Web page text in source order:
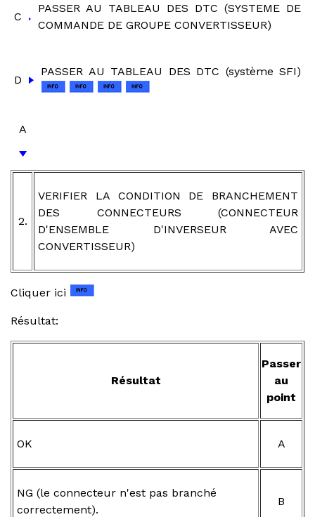
C
PASSER AU TABLEAU DES DTC (SYSTEME DE
COMMANDE DE GROUPE CONVERTISSEUR)
D
PASSER AU TABLEAU DES DTC (système SFI)
A
2.
VERIFIER LA CONDITION DE BRANCHEMENT
DES CONNECTEURS (CONNECTEUR
D'ENSEMBLE D'INVERSEUR AVEC
CONVERTISSEUR)
Cliquer ici
Résultat:
Résultat
Passer
au
point
OK A
NG (le connecteur n'est pas branché
correctement).
B